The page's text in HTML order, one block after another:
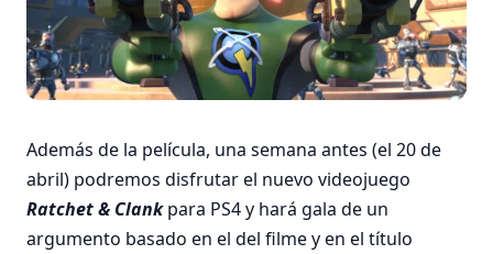
Además de la película, una semana antes (el 20 de
abril) podremos disfrutar el nuevo videojuego
Ratchet & Clankpara PS4 y hará gala de un
argumento basado en el del filme y en el título